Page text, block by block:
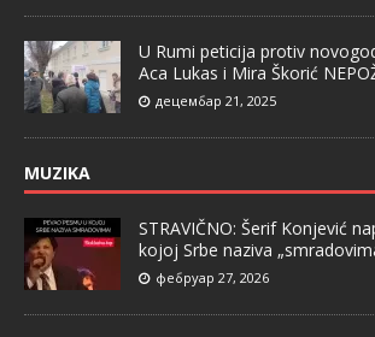
U Rumi peticija protiv
Aca Lukas i Mira Škorić
децембар 21, 2025
MUZIKA
STRAVIČNO: Šerif Konjević
kojoj Srbe naziva
фебруар 27, 2026